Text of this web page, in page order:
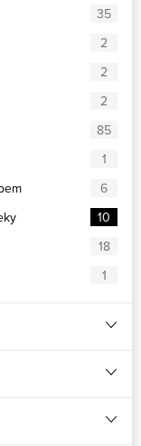
35
2
2
2
85
1
6
10
18
1